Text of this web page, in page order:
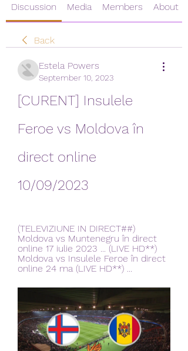
Discussion Media Members About
Back
Estela Powers
September 10, 2023
[CURENT] Insulele
Feroe vs Moldova în
direct online
10/09/2023
(TELEVIZIUNE IN DIRECT##)
Moldova vs Muntenegru în direct
online 17 iulie 2023 ... (LIVE HD**)
Moldova vs Insulele Feroe în direct
online 24 ma (LIVE HD**) ...